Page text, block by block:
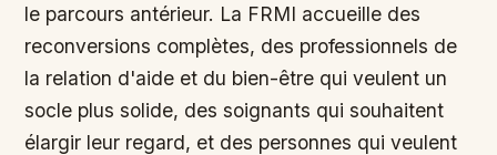
le parcours antérieur. La FRMI accueille des
reconversions complètes, des professionnels de
la relation d'aide et du bien-être qui veulent un
socle plus solide, des soignants qui souhaitent
élargir leur regard, et des personnes qui veulent